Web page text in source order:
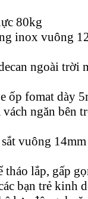
80kg
inox vuông
ngoài trời
ốp fomat dày
ngăn bên
vuông
tháo lắp, gấp
bạn trẻ kinh